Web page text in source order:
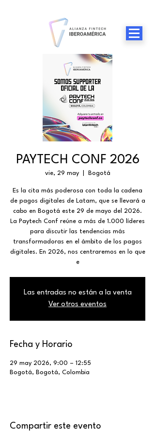
PAYTECH CONF 2026
vie, 29 may
  |
Bogotá
​Es la cita más poderosa con toda la cadena
de pagos digitales de Latam, que se llevará a
cabo en Bogotá este 29 de mayo del 2026.
​La Paytech Conf reúne a más de 1.000 líderes
para discutir las tendencias más
transformadoras en el ámbito de los pagos
digitales. En 2026, nos centraremos en lo que
e
Las entradas no están a la venta
Ver otros eventos
Fecha y Horario
29 may 2026, 9:00 – 12:55
Bogotá, Bogotá, Colombia
Compartir este evento